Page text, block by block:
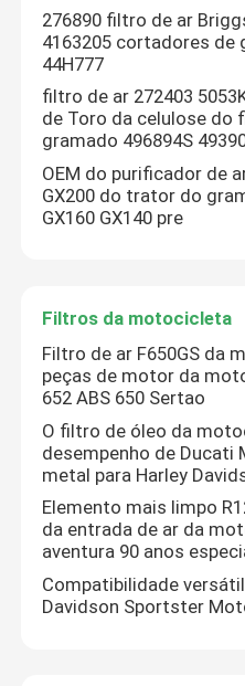
276890 filtro de ar
4163205 cortadores de
44H777
filtro de ar 272403
de Toro da celulose
gramado 496894S
OEM do purificador de
GX200 do trator do
GX160 GX140 pre
Filtros da motocicleta
Filtro de ar F650GS da
peças de motor da
652 ABS 650 Sertao
O filtro de óleo da
desempenho de Ducati
metal para Harley
Elemento mais limpo
da entrada de ar da
aventura 90 anos
Compatibilidade
Davidson Sportster